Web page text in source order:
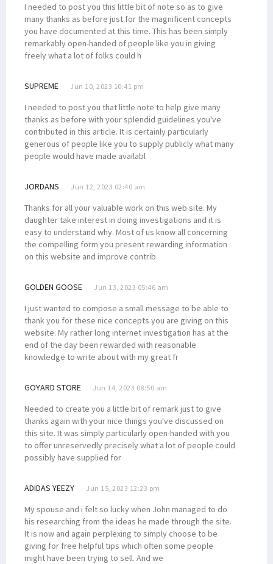
I needed to post you this little bit of note so as to give
many thanks as before just for the magnificent concepts
you have documented at this time. This has been simply
remarkably open-handed of people like you in giving
freely what a lot of folks could h
SUPREME Jun 10, 2023 10:41 pm
I needed to post you that little note to help give many
thanks as before with your splendid guidelines you've
contributed in this article. It is certainly particularly
generous of people like you to supply publicly what many
people would have made availabl
JORDANS Jun 12, 2023 02:40 am
Thanks for all your valuable work on this web site. My
daughter take interest in doing investigations and it is
easy to understand why. Most of us know all concerning
the compelling form you present rewarding information
on this website and improve contrib
GOLDEN GOOSE Jun 13, 2023 05:46 am
I just wanted to compose a small message to be able to
thank you for these nice concepts you are giving on this
website. My rather long internet investigation has at the
end of the day been rewarded with reasonable
knowledge to write about with my great fr
GOYARD STORE Jun 14, 2023 08:50 am
Needed to create you a little bit of remark just to give
thanks again with your nice things you've discussed on
this site. It was simply particularly open-handed with you
to offer unreservedly precisely what a lot of people could
possibly have supplied for
ADIDAS YEEZY Jun 15, 2023 12:23 pm
My spouse and i felt so lucky when John managed to do
his researching from the ideas he made through the site.
It is now and again perplexing to simply choose to be
giving for free helpful tips which often some people
might have been trying to sell. And we